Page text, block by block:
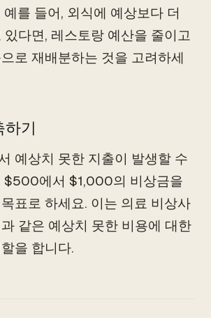
를 들어, 외식에 예상보다 더
있다면, 레스토랑 예산을 줄이고
로 재배분하는 것을 고려하세
하기
예상치 못한 지출이 발생할 수
$500에서 $1,000의 비상금을
표로 하세요. 이는 의료 비상사
같은 예상치 못한 비용에 대한
을 합니다.